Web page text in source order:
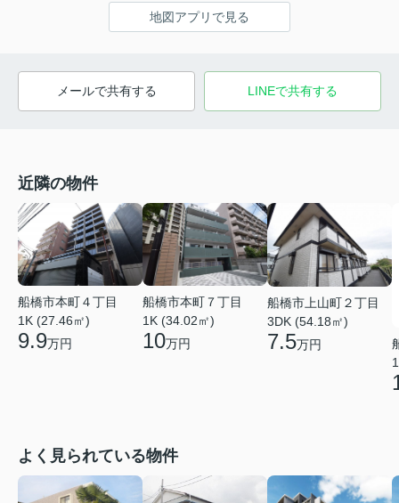
地図アプリで見る
メールで共有する LINEで共有する
近隣の物件
船橋市本町４丁目
1K (27.46㎡)
9.9万円
船橋市本町７丁目
1K (34.02㎡)
10万円
船橋市上山町２丁目
3DK (54.18㎡)
7.5万円
よく見られている物件